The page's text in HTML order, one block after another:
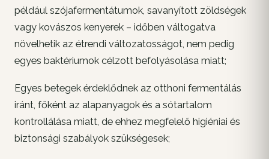
például szójafermentátumok, savanyított zöldségek
vagy kovászos kenyerek – időben váltogatva
növelhetik az étrendi változatosságot, nem pedig
egyes baktériumok célzott befolyásolása miatt;
Egyes betegek érdeklődnek az otthoni fermentálás
iránt, főként az alapanyagok és a sótartalom
kontrollálása miatt, de ehhez megfelelő higiéniai és
biztonsági szabályok szükségesek;